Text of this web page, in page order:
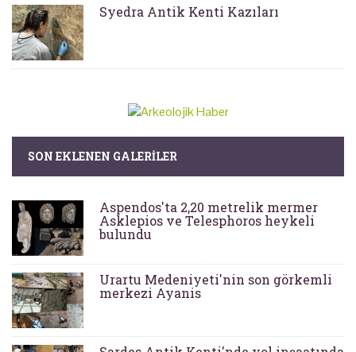
Syedra Antik Kenti Kazıları
SON EKLENEN GALERILER
Aspendos'ta 2,20 metrelik mermer
Asklepios ve Telesphoros heykeli
bulundu
Urartu Medeniyeti'nin son görkemli
merkezi Ayanis